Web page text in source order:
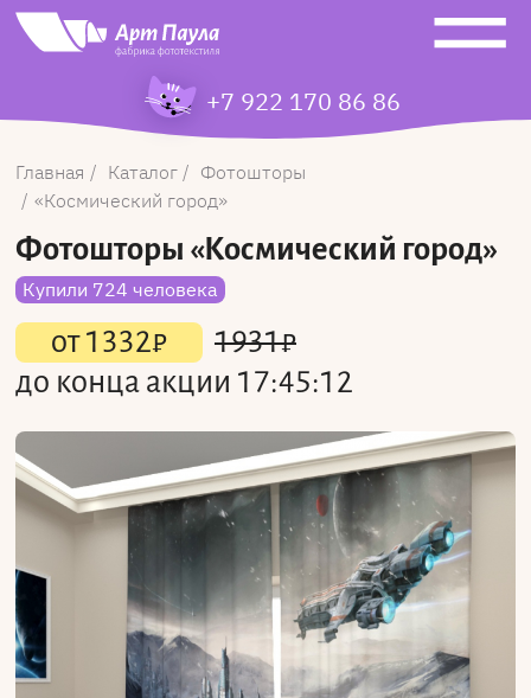
+7 922 170 86 86
Главная Каталог
Фотошторы
Космический город
Фотошторы «Космический город»
Купили 724 человека
от1332₽ 1931₽
до конца акции 17:45:12